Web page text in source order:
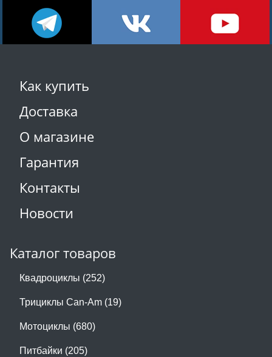
Как купить
Доставка
О магазине
Гарантия
Контакты
Новости
Каталог товаров
Квадроциклы (252)
Трициклы Can-Am (19)
Мотоциклы (680)
Питбайки (205)